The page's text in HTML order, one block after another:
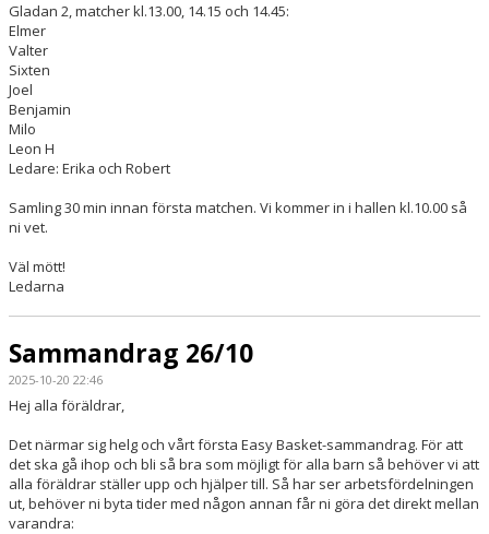
Gladan 2, matcher kl.13.00, 14.15 och 14.45:
Elmer
Valter
Sixten
Joel
Benjamin
Milo
Leon H
Ledare: Erika och Robert
Samling 30 min innan första matchen. Vi kommer in i hallen kl.10.00 så
ni vet.
Väl mött!
Ledarna
Sammandrag 26/10
2025-10-20 22:46
Hej alla föräldrar,
Det närmar sig helg och vårt första Easy Basket-sammandrag. För att
det ska gå ihop och bli så bra som möjligt för alla barn så behöver vi att
alla föräldrar ställer upp och hjälper till. Så har ser arbetsfördelningen
ut, behöver ni byta tider med någon annan får ni göra det direkt mellan
varandra: